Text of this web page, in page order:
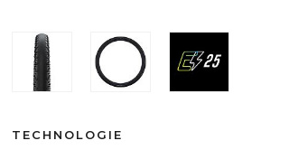
TECHNOLOGIE